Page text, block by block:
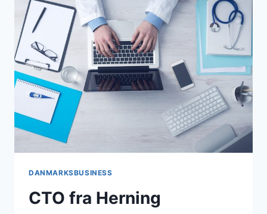
AF
DANMARKSBUSINESS
DANMARKSBUSINESS
CTO fra Herning